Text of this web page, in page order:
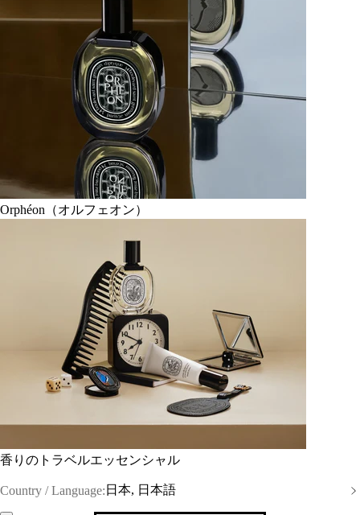
Orphéon（オルフェオン）
香りのトラベルエッセンシャル
Country / Language: 日本, 日本語